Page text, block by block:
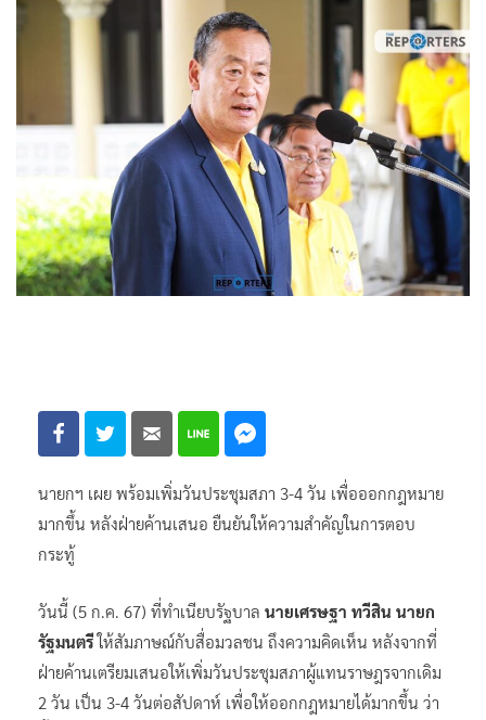
นายกฯ เผย พร้อมเพิ่มวันประชุมสภา​ 3-4 วัน​ เพื่อออกกฎหมาย
มากขึ้น หลังฝ่ายค้านเสนอ​ ยืนยันให้ความสำคัญในการตอบ
กระทู้
วันนี้ (5 ก.ค. 67) ที่ทำเนียบรัฐบาล นายเศรษฐา ทวีสิน นายก
รัฐมนตรีให้สัมภาษณ์กับสื่อมวลชน ถึงความคิดเห็น หลังจากที่
ฝ่ายค้านเตรียมเสนอให้เพิ่มวันประชุมสภาผู้แทนราษฎรจากเดิม
2 วัน เป็น 3-4 วันต่อสัปดาห์ เพื่อให้ออกกฎหมายได้มากขึ้น ว่า